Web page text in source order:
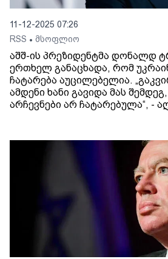
11-12-2025 07:26
RSS • მსოფლიო
აშშ-ის პრეზიდენტმა დონალდ
ერთხელ განაცხადა, რომ
ჩატარება აუცილებელია.
ამდენი ხანი გავიდა მას
არჩევნები არ ჩატარებულა“, -